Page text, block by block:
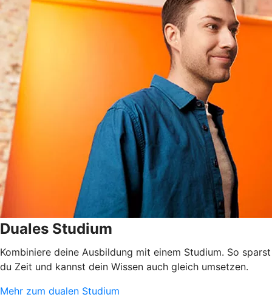
Duales Studium
Kombiniere deine Ausbildung mit einem Studium. So sparst
du Zeit und kannst dein Wissen auch gleich umsetzen.
Mehr zum dualen Studium